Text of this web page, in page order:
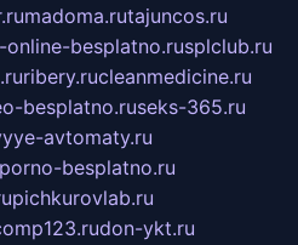
madoma.rutajuncos.ru
online-besplatno.rusplclub.ru
ribery.rucleanmedicine.ru
besplatno.ruseks-365.ru
avtomaty.ru
besplatno.ru
pichkurovlab.ru
don-ykt.ru